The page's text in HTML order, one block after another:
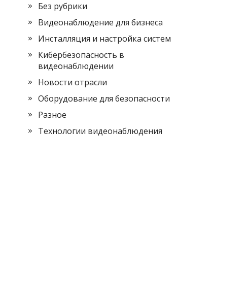
Без рубрики
Видеонаблюдение для бизнеса
Инсталляция и настройка систем
Кибербезопасность в
видеонаблюдении
Новости отрасли
Оборудование для безопасности
Разное
Технологии видеонаблюдения